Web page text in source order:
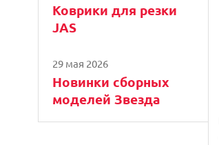
Коврики для резки
JAS
29 мая 2026
Новинки сборных
моделей Звезда